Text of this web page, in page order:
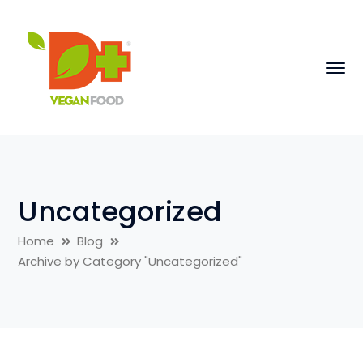
Uncategorized
Home
Blog
Archive by Category "Uncategorized"